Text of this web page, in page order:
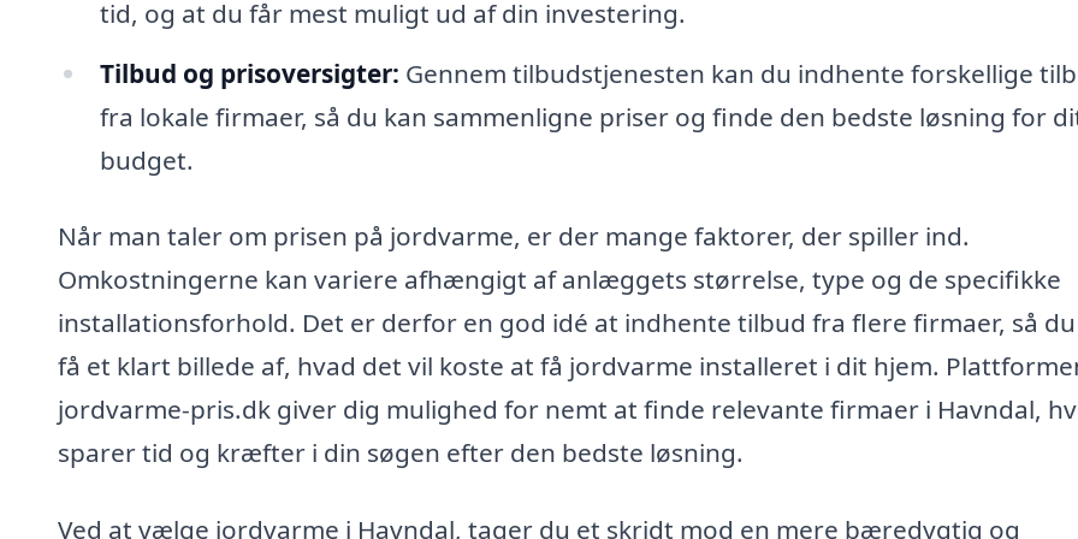
tid, og at du får mest muligt ud af din investering.
Tilbud og prisoversigter: Gennem tilbudstjenesten kan du indhente forskellige
fra lokale firmaer, så du kan sammenligne priser og finde den bedste løsning for
budget.
Når man taler om prisen på jordvarme, er der mange faktorer, der spiller ind.
Omkostningerne kan variere afhængigt af anlæggets størrelse, type og de specifikke
installationsforhold. Det er derfor en god idé at indhente tilbud fra flere firmaer, så
få et klart billede af, hvad det vil koste at få jordvarme installeret i dit hjem.
jordvarme-pris.dk giver dig mulighed for nemt at finde relevante firmaer i Havndal,
sparer tid og kræfter i din søgen efter den bedste løsning.
Ved at vælge jordvarme i Havndal, tager du et skridt mod en mere bæredygtig og